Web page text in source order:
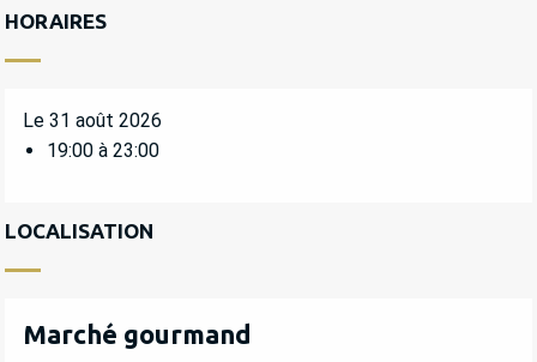
HORAIRES
Le 31 août 2026
19:00 à 23:00
LOCALISATION
Marché gourmand